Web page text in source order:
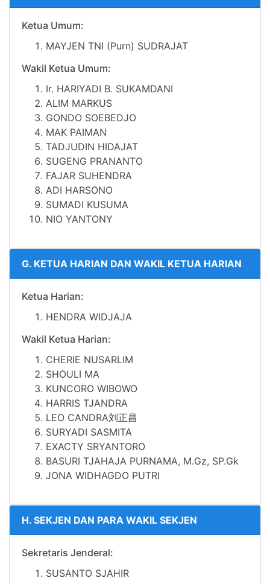
Ketua Umum:
MAYJEN TNI (Purn) SUDRAJAT
Wakil Ketua Umum:
Ir. HARIYADI B. SUKAMDANI
ALIM MARKUS
GONDO SOEBEDJO
MAK PAIMAN
TADJUDIN HIDAJAT
SUGENG PRANANTO
FAJAR SUHENDRA
ADI HARSONO
SUMADI KUSUMA
NIO YANTONY
G. KETUA HARIAN DAN WAKIL KETUA HARIAN
Ketua Harian:
HENDRA WIDJAJA
Wakil Ketua Harian:
CHERIE NUSARLIM
SHOULI MA
KUNCORO WIBOWO
HARRIS TJANDRA
LEO CANDRA刘正昌
SURYADI SASMITA
EXACTY SRYANTORO
BASURI TJAHAJA PURNAMA, M.Gz, SP.Gk
JONA ​​WIDHAGDO PUTRI
H. SEKJEN DAN PARA WAKIL SEKJEN
Sekretaris Jenderal:
SUSANTO SJAHIR